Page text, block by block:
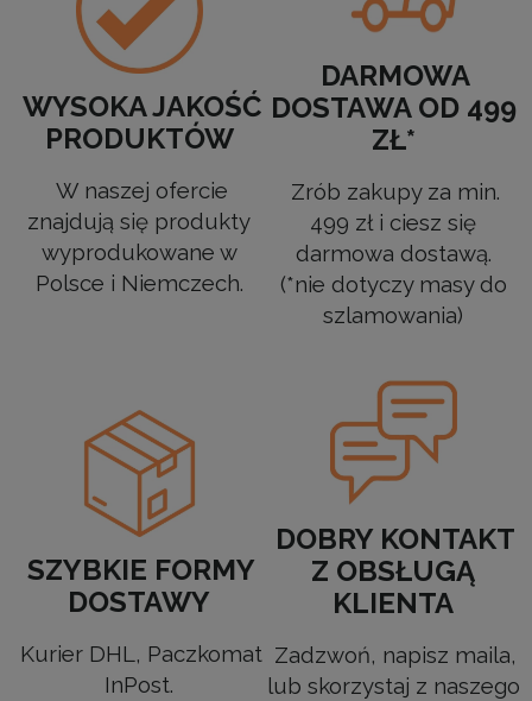
WYSOKA JAKOŚĆ
PRODUKTÓW
W naszej ofercie
znajdują się produkty
wyprodukowane w
Polsce i Niemczech.
DARMOWA
DOSTAWA OD 499
ZŁ*
Zrób zakupy za min.
499 zł i ciesz się
darmowa dostawą.
(*nie dotyczy masy do
szlamowania)
SZYBKIE FORMY
DOSTAWY
Kurier DHL, Paczkomat
InPost.
DOBRY KONTAKT
Z OBSŁUGĄ
KLIENTA
Zadzwoń, napisz maila,
lub skorzystaj z naszego